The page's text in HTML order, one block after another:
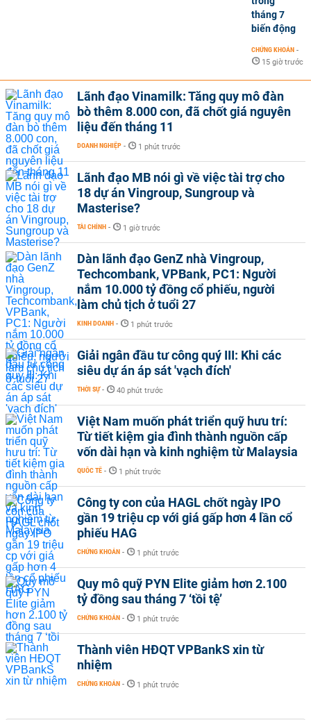
tháng 7
biến động
CHỨNG KHOÁN -
15 giờ trước
Lãnh đạo Vinamilk: Tăng quy mô đàn
bò thêm 8.000 con, đã chốt giá nguyên
liệu đến tháng 11
DOANH NGHIỆP - 1 phút trước
Lãnh đạo MB nói gì về việc tài trợ cho
18 dự án Vingroup, Sungroup và
Masterise?
TÀI CHÍNH - 1 giờ trước
Dàn lãnh đạo GenZ nhà Vingroup,
Techcombank, VPBank, PC1: Người
nắm 10.000 tỷ đồng cổ phiếu, người
làm chủ tịch ở tuổi 27
KINH DOANH - 1 phút trước
Giải ngân đầu tư công quý III: Khi các
siêu dự án áp sát 'vạch đích'
THỜI SỰ - 40 phút trước
Việt Nam muốn phát triển quỹ hưu trí:
Từ tiết kiệm gia đình thành nguồn cấp
vốn dài hạn và kinh nghiệm từ Malaysia
QUỐC TẾ - 1 phút trước
Công ty con của HAGL chốt ngày IPO
gần 19 triệu cp với giá gấp hơn 4 lần cổ
phiếu HAG
CHỨNG KHOÁN - 1 phút trước
Quy mô quỹ PYN Elite giảm hơn 2.100
tỷ đồng sau tháng 7 ‘tồi tệ’
CHỨNG KHOÁN - 1 phút trước
Thành viên HĐQT VPBankS xin từ
nhiệm
CHỨNG KHOÁN - 1 phút trước